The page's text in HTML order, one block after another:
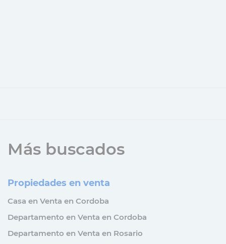
Más buscados
Propiedades en venta
Casa en Venta en Cordoba
Departamento en Venta en Cordoba
Departamento en Venta en Rosario